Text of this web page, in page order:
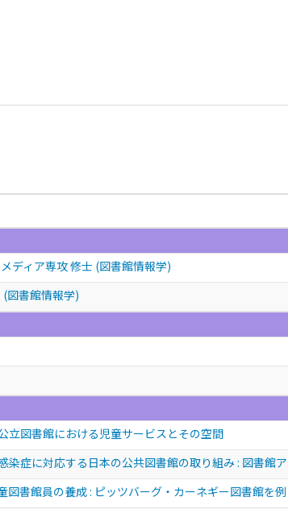
ディア専攻 修士 (図書館情報学)
図書館情報学)
立図書館における児童サービスとその空間
症に対応する日本の公共図書館の取り組み : 図書館
書館員の養成 : ピッツバーグ・カーネギー図書館を